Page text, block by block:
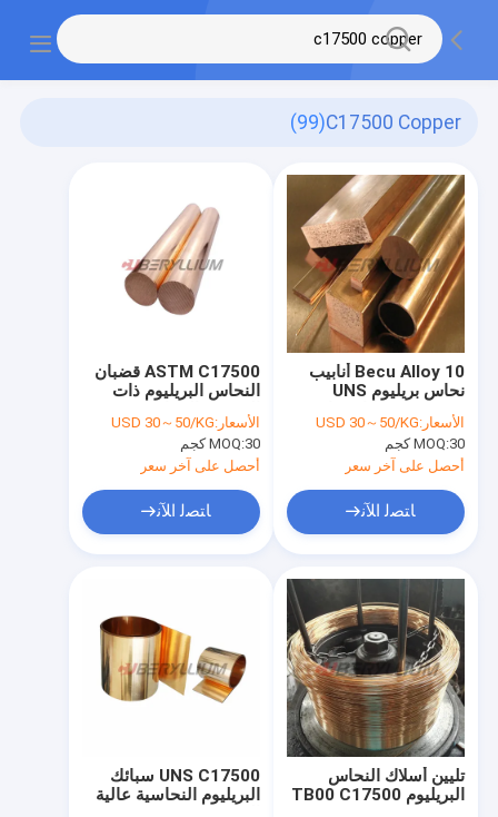
C17500 Copper
(99)
ASTM C17500 قضبان
النحاس البريليوم ذات
التوصيل الحراري
الكهربائي العالي
الأسعار:USD 30～50/KG
MOQ:30 كجم
أحصل على آخر سعر
ﺎﺘﺼﻟ ﺍﻶﻧ
Becu Alloy 10 أنابيب
نحاس بريليوم UNS
C17500 سبائك نحاسية
الأسعار:USD 30～50/KG
MOQ:30 كجم
أحصل على آخر سعر
ﺎﺘﺼﻟ ﺍﻶﻧ
UNS C17500 سبائك
البريليوم النحاسية عالية
تليين أسلاك النحاس
البريليوم TB00 C17500